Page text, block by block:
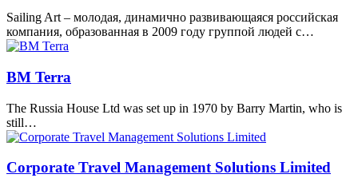
Sailing Art – молодая, динамично развивающаяся российская
компания, образованная в 2009 году группой людей с…
BM Terra
The Russia House Ltd was set up in 1970 by Barry Martin, who is
still…
Corporate Travel Management Solutions Limited